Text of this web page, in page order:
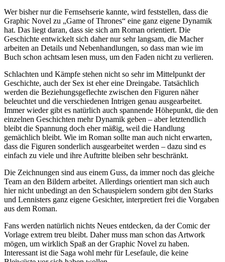
Wer bisher nur die Fernsehserie kannte, wird feststellen, dass die
Graphic Novel zu „Game of Thrones“ eine ganz eigene Dynamik
hat. Das liegt daran, dass sie sich am Roman orientiert. Die
Geschichte entwickelt sich daher nur sehr langsam, die Macher
arbeiten an Details und Nebenhandlungen, so dass man wie im
Buch schon achtsam lesen muss, um den Faden nicht zu verlieren.
Schlachten und Kämpfe stehen nicht so sehr im Mittelpunkt der
Geschichte, auch der Sex ist eher eine Dreingabe. Tatsächlich
werden die Beziehungsgeflechte zwischen den Figuren näher
beleuchtet und die verschiedenen Intrigen genau ausgearbeitet.
Immer wieder gibt es natürlich auch spannende Höhepunkt, die den
einzelnen Geschichten mehr Dynamik geben – aber letztendlich
bleibt die Spannung doch eher mäßig, weil die Handlung
gemächlich bleibt. Wie im Roman sollte man auch nicht erwarten,
dass die Figuren sonderlich ausgearbeitet werden – dazu sind es
einfach zu viele und ihre Auftritte bleiben sehr beschränkt.
Die Zeichnungen sind aus einem Guss, da immer noch das gleiche
Team an den Bildern arbeitet. Allerdings orientiert man sich auch
hier nicht unbedingt an den Schauspielern sondern gibt den Starks
und Lennisters ganz eigene Gesichter, interpretiert frei die Vorgaben
aus dem Roman.
Fans werden natürlich nichts Neues entdecken, da der Comic der
Vorlage extrem treu bleibt. Daher muss man schon das Artwork
mögen, um wirklich Spaß an der Graphic Novel zu haben.
Interessant ist die Saga wohl mehr für Lesefaule, die keine